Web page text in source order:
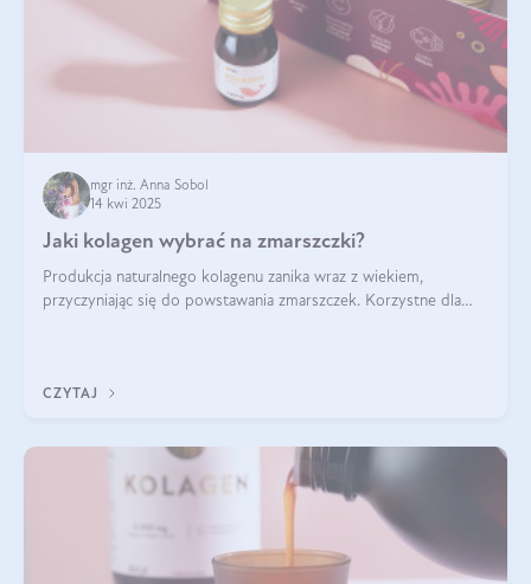
mgr inż. Anna Sobol
14 kwi 2025
Jaki kolagen wybrać na zmarszczki?
Produkcja naturalnego kolagenu zanika wraz z wiekiem,
przyczyniając się do powstawania zmarszczek. Korzystne dla
CZYTAJ